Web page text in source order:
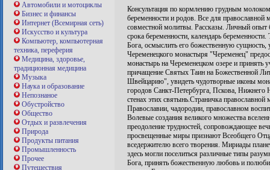
Автомобили и мотоциклы
Бизнес и финансы
Интернет (Всемирная сеть)
Искусство и культура
Компьютер, компьютерная
техника, переферия
Медицина, здоровье,
традиционная медицина
Музыка
Наука и образование
Непознаное
Обустройство
Общество
Отдых и развлечения
Природа
Продукты питания
Промышленность
Прочее
Путешествия
Консультация по кормлению грудным
беременности и родов. Все для
совместной молитвы. Рассказы. Личный опыт
срока беременности, календарь
Бога, осмыслить его божественную
Череменецкого монастыря "Череменец"
монастырь на Череменецком озере и принять
причащение Святых Таин на Божественной
Швейцарию", увидеть чудотворные иконы
городов Санкт-Петербурга, Пскова,
стенах этих святынь.Страничка
Православии, чадородии, православном
Волевые создания великого множества
преодоление трудностей, сопровождающее
просвещенные миры признают Всеобщего
вседержителю всего творения. Мириады
здесь могли поселиться различные типы
Бога, принять божественную любовь и